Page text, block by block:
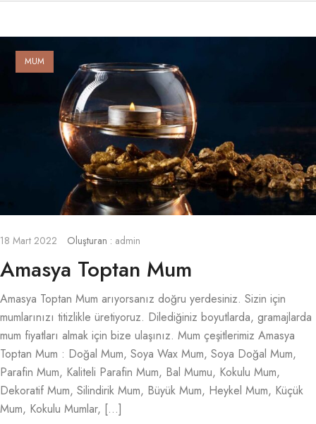
MUM
18 Mart 2022 Oluşturan : admin
Amasya Toptan Mum
Amasya Toptan Mum arıyorsanız doğru yerdesiniz. Sizin için
mumlarınızı titizlikle üretiyoruz. Dilediğiniz boyutlarda, gramajlarda
mum fiyatları almak için bize ulaşınız. Mum çeşitlerimiz Amasya
Toptan Mum : Doğal Mum, Soya Wax Mum, Soya Doğal Mum,
Parafin Mum, Kaliteli Parafin Mum, Bal Mumu, Kokulu Mum,
Dekoratif Mum, Silindirik Mum, Büyük Mum, Heykel Mum, Küçük
Mum, Kokulu Mumlar, […]